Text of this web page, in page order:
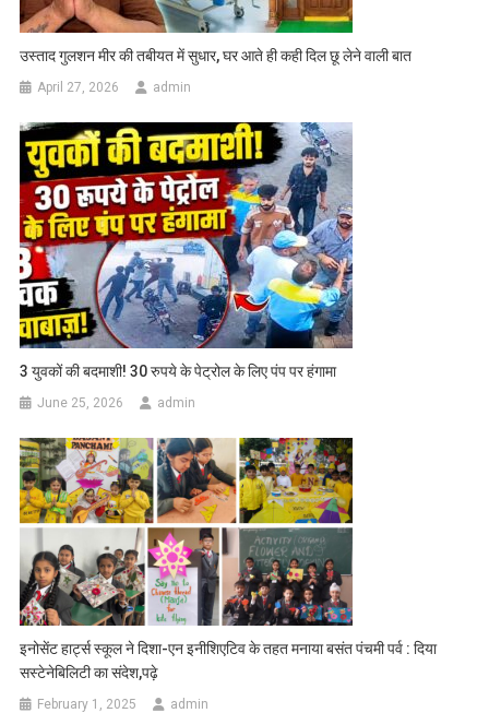
उस्ताद गुलशन मीर की तबीयत में सुधार, घर आते ही कही दिल छू लेने वाली बात
April 27, 2026 admin
3 युवकों की बदमाशी! 30 रुपये के पेट्रोल के लिए पंप पर हंगामा
June 25, 2026 admin
इनोसेंट हार्ट्स स्कूल ने दिशा-एन इनीशिएटिव के तहत मनाया बसंत पंचमी पर्व : दिया
सस्टेनेबिलिटी का संदेश,पढ़े
February 1, 2025 admin